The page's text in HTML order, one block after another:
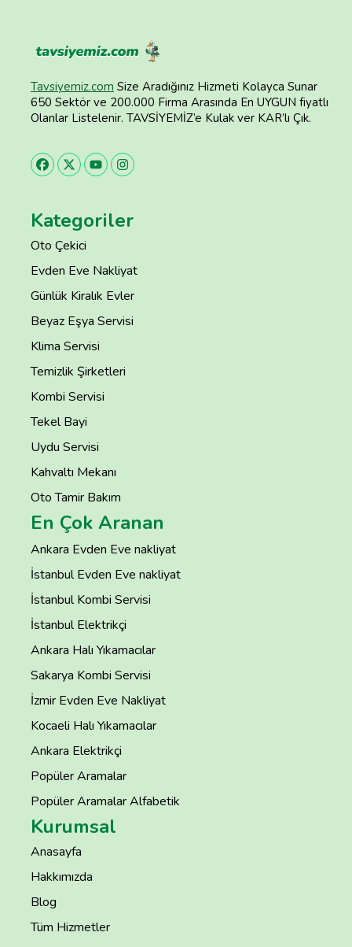
Tavsiyemiz.com Size Aradığınız Hizmeti Kolayca Sunar
650 Sektör ve 200.000 Firma Arasında En UYGUN fiyatlı
Olanlar Listelenir. TAVSİYEMİZ’e Kulak ver KAR’lı Çık.
Kategoriler
Oto Çekici
Evden Eve Nakliyat
Günlük Kiralık Evler
Beyaz Eşya Servisi
Klima Servisi
Temizlik Şirketleri
Kombi Servisi
Tekel Bayi
Uydu Servisi
Kahvaltı Mekanı
Oto Tamir Bakım
En Çok Aranan
Ankara Evden Eve nakliyat
İstanbul Evden Eve nakliyat
İstanbul Kombi Servisi
İstanbul Elektrikçi
Ankara Halı Yıkamacılar
Sakarya Kombi Servisi
İzmir Evden Eve Nakliyat
Kocaeli Halı Yıkamacılar
Ankara Elektrikçi
Popüler Aramalar
Popüler Aramalar Alfabetik
Kurumsal
Anasayfa
Hakkımızda
Blog
Tüm Hizmetler